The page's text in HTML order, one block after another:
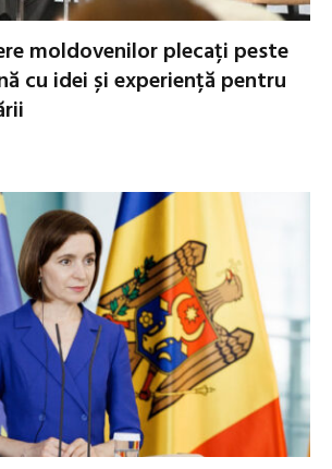
moldovenilor plecați peste
cu idei și experiență pentru